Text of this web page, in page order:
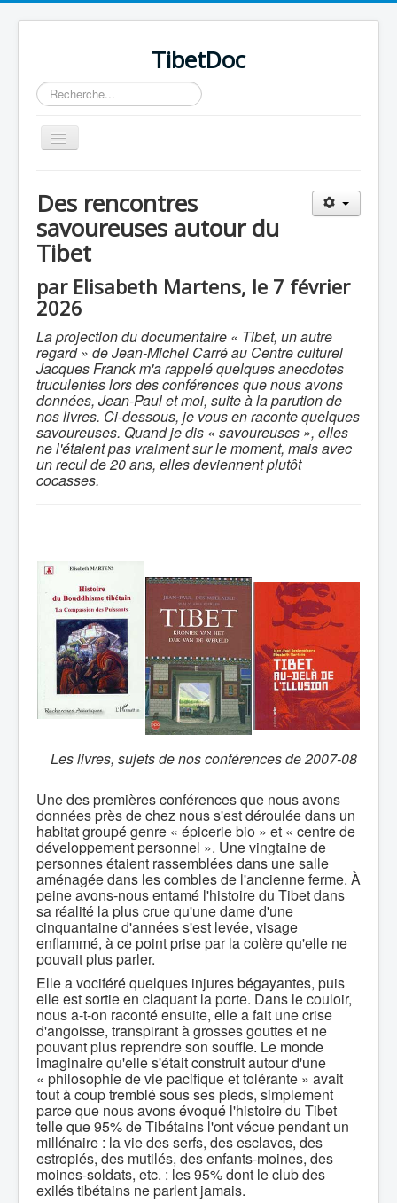
TibetDoc
Rechercher
Basculer
la
Des rencontres
savoureuses autour du
Tibet
par Elisabeth Martens, le 7 février
2026
La projection du documentaire « Tibet, un autre
regard » de Jean-Michel Carré au Centre culturel
Jacques Franck m'a rappelé quelques anecdotes
truculentes lors des conférences que nous avons
données, Jean-Paul et moi, suite à la parution de
nos livres. Ci-dessous, je vous en raconte quelques
savoureuses. Quand je dis « savoureuses », elles
ne l'étaient pas vraiment sur le moment, mais avec
un recul de 20 ans, elles deviennent plutôt
cocasses.
Les livres, sujets de nos conférences de 2007-08
Une des premières conférences que nous avons
données près de chez nous s'est déroulée dans un
habitat groupé genre « épicerie bio » et « centre de
développement personnel ». Une vingtaine de
personnes étaient rassemblées dans une salle
aménagée dans les combles de l'ancienne ferme. À
peine avons-nous entamé l'histoire du Tibet dans
sa réalité la plus crue qu'une dame d'une
cinquantaine d'années s'est levée, visage
enflammé, à ce point prise par la colère qu'elle ne
pouvait plus parler.
Elle a vociféré quelques injures bégayantes, puis
elle est sortie en claquant la porte. Dans le couloir,
nous a-t-on raconté ensuite, elle a fait une crise
d'angoisse, transpirant à grosses gouttes et ne
pouvant plus reprendre son souffle. Le monde
imaginaire qu'elle s'était construit autour d'une
« philosophie de vie pacifique et tolérante » avait
tout à coup tremblé sous ses pieds, simplement
parce que nous avons évoqué l'histoire du Tibet
telle que 95% de Tibétains l'ont vécue pendant un
millénaire : la vie des serfs, des esclaves, des
estropiés, des mutilés, des enfants-moines, des
moines-soldats, etc. : les 95% dont le club des
exilés tibétains ne parlent jamais.